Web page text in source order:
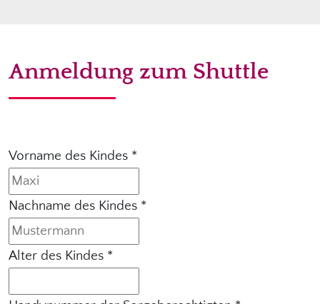
Anmeldung zum Shuttle
Vorname des Kindes *
Nachname des Kindes *
Alter des Kindes *